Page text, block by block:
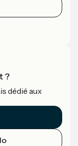
?
dédié aux